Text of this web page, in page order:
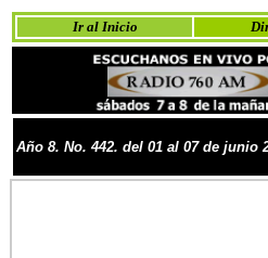
Ir al Inicio
Año 8. No. 442. del 01 al 07 de junio